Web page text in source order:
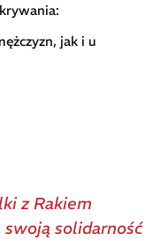
jak i u
z Rakiem
solidarność